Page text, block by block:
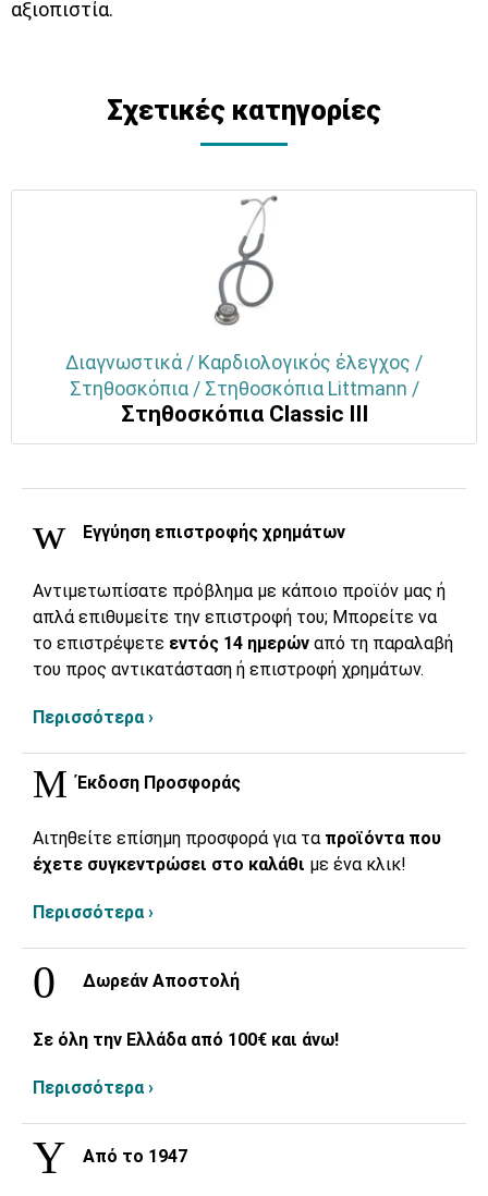
αξιοπιστία.
Σχετικές κατηγορίες
Διαγνωστικά / Καρδιολογικός έλεγχος /
Στηθοσκόπια / Στηθοσκόπια Littmann /
Στηθοσκόπια Classic III
Εγγύηση επιστροφής χρημάτων
Αντιμετωπίσατε πρόβλημα με κάποιο προϊόν μας ή
απλά επιθυμείτε την επιστροφή του; Μπορείτε να
το επιστρέψετε εντός 14 ημερών από τη παραλαβή
του προς αντικατάσταση ή επιστροφή χρημάτων.
Περισσότερα ›
Έκδοση Προσφοράς
Αιτηθείτε επίσημη προσφορά για τα προϊόντα που
έχετε συγκεντρώσει στο καλάθι με ένα κλικ!
Περισσότερα ›
Δωρεάν Αποστολή
Σε όλη την Ελλάδα από 100€ και άνω!
Περισσότερα ›
Από το 1947